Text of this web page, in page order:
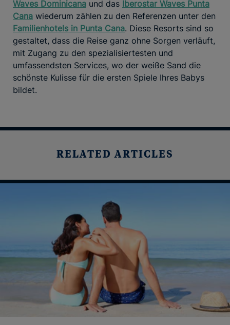
Waves Dominicana und das Iberostar Waves Punta
Cana wiederum zählen zu den Referenzen unter den
Familienhotels in Punta Cana. Diese Resorts sind so
gestaltet, dass die Reise ganz ohne Sorgen verläuft,
mit Zugang zu den spezialisiertesten und
umfassendsten Services, wo der weiße Sand die
schönste Kulisse für die ersten Spiele Ihres Babys
bildet.
RELATED ARTICLES